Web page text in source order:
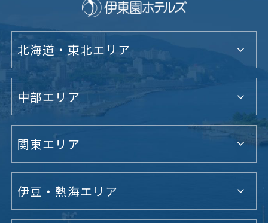
北海道・東北エリア
中部エリア
関東エリア
伊豆・熱海エリア